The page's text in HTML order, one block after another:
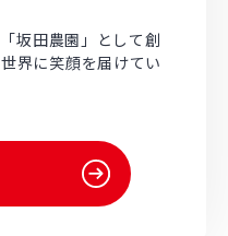
坂田農園」として創
界に笑顔を届けてい